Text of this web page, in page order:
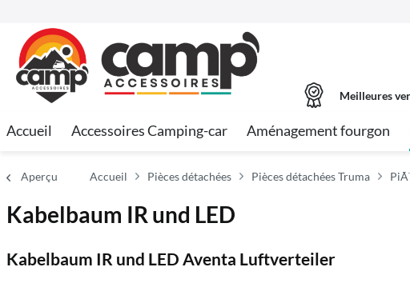
Meilleures
Accueil Accessoires Camping-car Aménagement fourgon
Aperçu Accueil Pièces détachées Pièces détachées Truma
Kabelbaum IR und LED
Kabelbaum IR und LED Aventa Luftverteiler